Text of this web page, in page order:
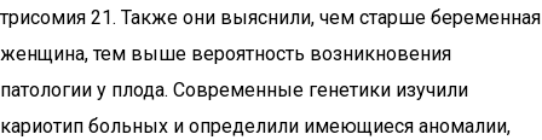
трисомия 21. Также они выяснили, чем старше беременная
женщина, тем выше вероятность возникновения
патологии у плода. Современные генетики изучили
кариотип больных и определили имеющиеся аномалии,